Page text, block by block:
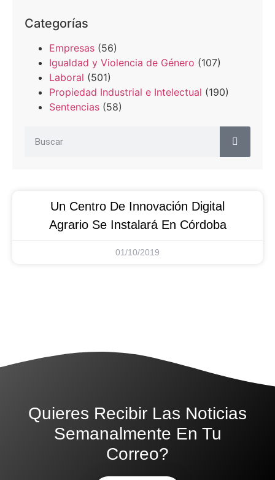
Un Centro De Innovación Digital
Agrario Se Instalará En Córdoba
01/10/2019
Categorías
Empresas (56)
Igualdad y Violencia de Género (107)
Laboral (501)
Propiedad Industrial e Intelectual (190)
Sentencias (58)
Quieres Recibir Las Noticias
Semanalmente En Tu
Correo?